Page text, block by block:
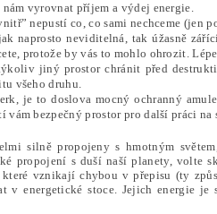
vyrovnat příjem a výdej energie.
nepustí co, co sami nechceme (jen
naprosto neviditelná, tak úžasně
protože by vás to mohlo ohrozit.
jiný prostor chránit před
všeho druhu.
je to doslova mocný ochranný
vám bezpečný prostor pro další práci
silně propojeny s hmotným
propojení s duší naší planety, volte
vznikají chybou v přepisu (ty
v energetické stoce. Jejich energie